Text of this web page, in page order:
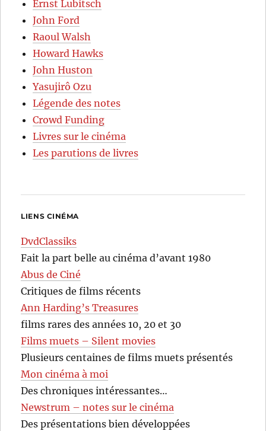
Ernst Lubitsch
John Ford
Raoul Walsh
Howard Hawks
John Huston
Yasujirô Ozu
Légende des notes
Crowd Funding
Livres sur le cinéma
Les parutions de livres
LIENS CINÉMA
DvdClassiks
Fait la part belle au cinéma d’avant 1980
Abus de Ciné
Critiques de films récents
Ann Harding’s Treasures
films rares des années 10, 20 et 30
Films muets – Silent movies
Plusieurs centaines de films muets présentés
Mon cinéma à moi
Des chroniques intéressantes…
Newstrum – notes sur le cinéma
Des présentations bien développées